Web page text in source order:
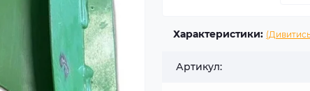
Характеристики:
Артикул: